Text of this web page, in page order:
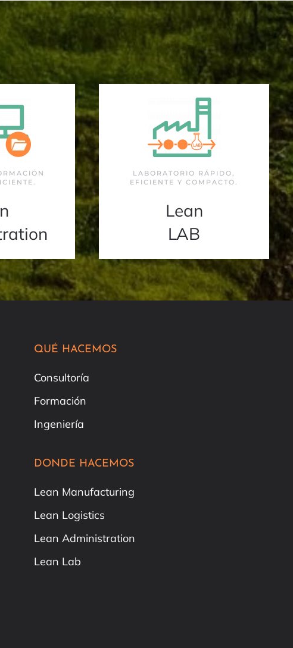
LABORATORIO RÁPIDO,
EFICIENTE Y COMPACTO.
Lean
LAB
QUÉ HACEMOS
Consultoría
Formación
Ingeniería
DONDE HACEMOS
Lean Manufacturing
Lean Logistics
Lean Administration
Lean Lab